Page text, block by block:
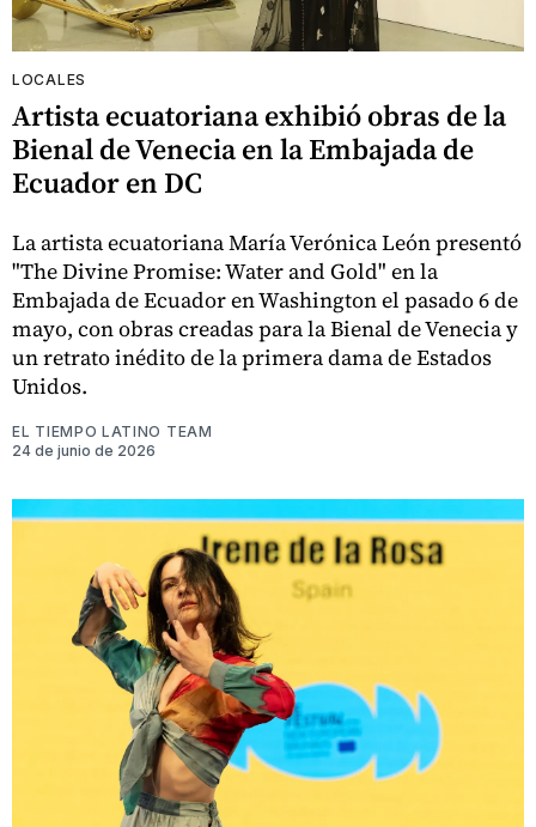
LOCALES
Artista ecuatoriana exhibió obras de la
Bienal de Venecia en la Embajada de
Ecuador en DC
La artista ecuatoriana María Verónica León presentó
"The Divine Promise: Water and Gold" en la
Embajada de Ecuador en Washington el pasado 6 de
mayo, con obras creadas para la Bienal de Venecia y
un retrato inédito de la primera dama de Estados
Unidos.
EL TIEMPO LATINO TEAM
24 de junio de 2026